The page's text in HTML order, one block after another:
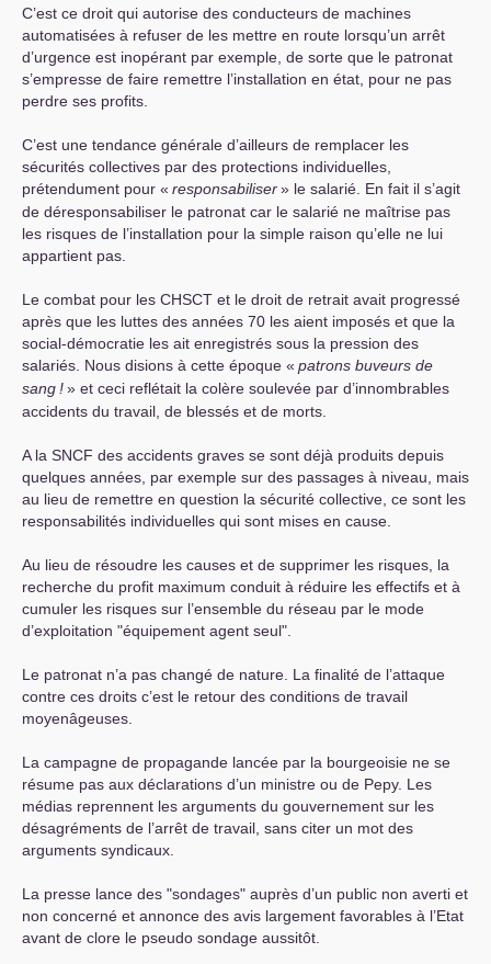
C’est ce droit qui autorise des conducteurs de machines
automatisées à refuser de les mettre en route lorsqu’un arrêt
d’urgence est inopérant par exemple, de sorte que le patronat
s’empresse de faire remettre l’installation en état, pour ne pas
perdre ses profits.
C’est une tendance générale d’ailleurs de remplacer les
sécurités collectives par des protections individuelles,
prétendument pour « responsabiliser» le salarié. En fait il s’agit
de déresponsabiliser le patronat car le salarié ne maîtrise pas
les risques de l’installation pour la simple raison qu’elle ne lui
appartient pas.
Le combat pour les CHSCT et le droit de retrait avait progressé
après que les luttes des années 70 les aient imposés et que la
social-démocratie les ait enregistrés sous la pression des
salariés. Nous disions à cette époque « patrons buveurs de
sang !» et ceci reflétait la colère soulevée par d’innombrables
accidents du travail, de blessés et de morts.
A la SNCF des accidents graves se sont déjà produits depuis
quelques années, par exemple sur des passages à niveau, mais
au lieu de remettre en question la sécurité collective, ce sont les
responsabilités individuelles qui sont mises en cause.
Au lieu de résoudre les causes et de supprimer les risques, la
recherche du profit maximum conduit à réduire les effectifs et à
cumuler les risques sur l’ensemble du réseau par le mode
d’exploitation "équipement agent seul".
Le patronat n’a pas changé de nature. La finalité de l’attaque
contre ces droits c’est le retour des conditions de travail
moyenâgeuses.
La campagne de propagande lancée par la bourgeoisie ne se
résume pas aux déclarations d’un ministre ou de Pepy. Les
médias reprennent les arguments du gouvernement sur les
désagréments de l’arrêt de travail, sans citer un mot des
arguments syndicaux.
La presse lance des "sondages" auprès d’un public non averti et
non concerné et annonce des avis largement favorables à l’Etat
avant de clore le pseudo sondage aussitôt.